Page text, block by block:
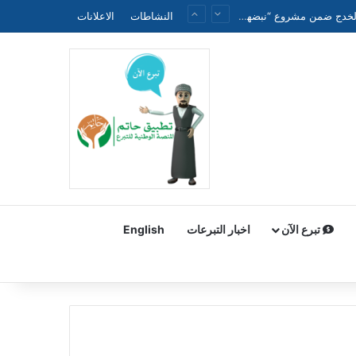
الجمعية الطبية العراقية الموحدة تنظم ندوة علمية حول الحملة الوطنية لتقليل وفيات الأطفال حديثي الولادة والخدج ضمن مشروع “نبضهم أملنا” النشاطات الاعلانات
تبرع الآن اخبار التبرعات English